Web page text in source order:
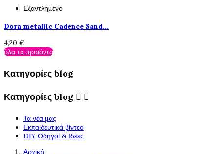
Εξαντλημένο
Dora metallic Cadence Sand...
4,20 €
όλα τα προϊόντα
Κατηγορίες blog
Κατηγορίες blog  
Τα νέα μας
Εκπαιδευτικά βίντεο
DIY Οδηγοί & Ιδέες
Αρχική